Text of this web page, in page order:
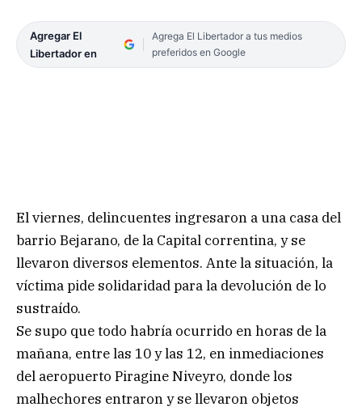
Agregar El
Libertador en
Agrega El Libertador a tus medios
preferidos en Google
El viernes, delincuentes ingresaron a una casa del
barrio Bejarano, de la Capital correntina, y se
llevaron diversos elementos. Ante la situación, la
víctima pide solidaridad para la devolución de lo
sustraído.
Se supo que todo habría ocurrido en horas de la
mañana, entre las 10 y las 12, en inmediaciones
del aeropuerto Piragine Niveyro, donde los
malhechores entraron y se llevaron objetos